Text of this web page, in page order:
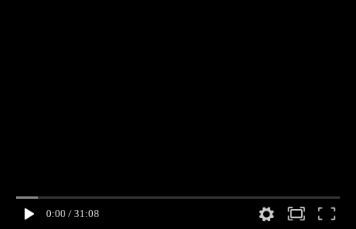
0:00 / 31:08